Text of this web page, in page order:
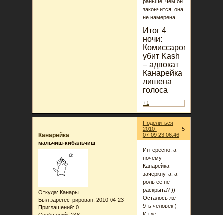
раньше, чем он
закончится, она
не намерена.
Итог 4
ночи:
Комиссаром
убит Kash
– адвокат
Канарейка
лишена
голоса
+1
Поделиться
5
2010-
07-09 23:06:46
Канарейка
мальчиш-кибальчиш
Откуда: Канары
Был зарегестрирован: 2010-04-23
Приглашений: 0
Интересно, а
почему
Канарейка
зачеркнута, а
роль её не
раскрыта? ))
Осталось же
9ть человек )
И где,